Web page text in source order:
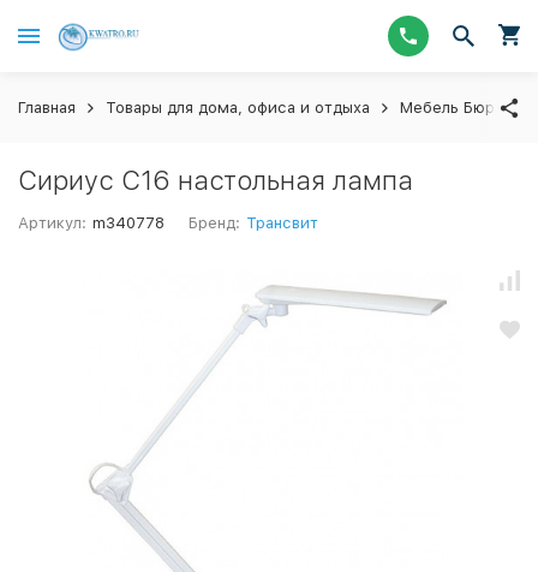
Главная Товары для дома, офиса и отдыха Мебель Бюрократ
Сириус C16 настольная лампа
Артикул: m340778 Бренд: Трансвит